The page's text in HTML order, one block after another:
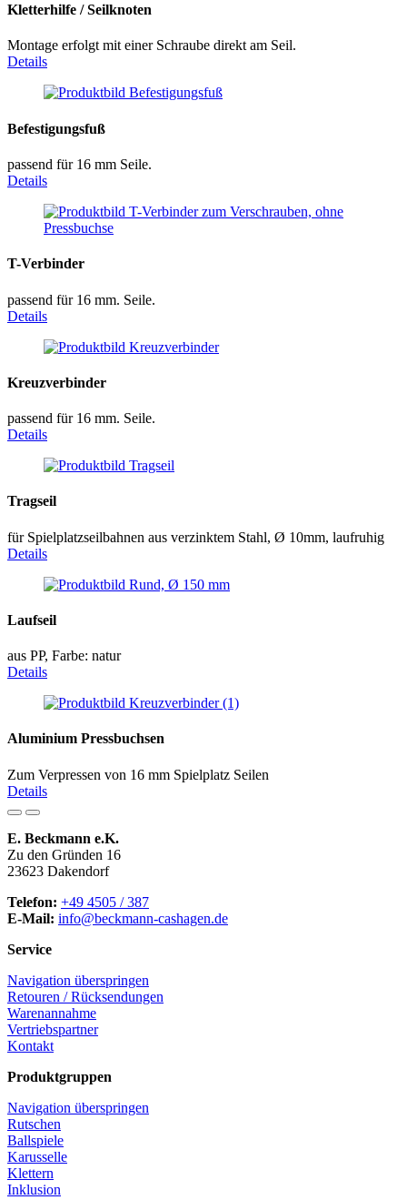
Kletterhilfe / Seilknoten
Montage erfolgt mit einer Schraube direkt am Seil.
Details
Befestigungsfuß
passend für 16 mm Seile.
Details
T-Verbinder
passend für 16 mm. Seile.
Details
Kreuzverbinder
passend für 16 mm. Seile.
Details
Tragseil
für Spielplatzseilbahnen aus verzinktem Stahl, Ø 10mm, laufruhig
Details
Laufseil
aus PP, Farbe: natur
Details
Aluminium Pressbuchsen
Zum Verpressen von 16 mm Spielplatz Seilen
Details
E. Beckmann e.K.
Zu den Gründen 16
23623 Dakendorf
Telefon: +49 4505 / 387
E-Mail: info@beckmann-cashagen.de
Service
Navigation überspringen
Retouren / Rücksendungen
Warenannahme
Vertriebspartner
Kontakt
Produktgruppen
Navigation überspringen
Rutschen
Ballspiele
Karusselle
Klettern
Inklusion